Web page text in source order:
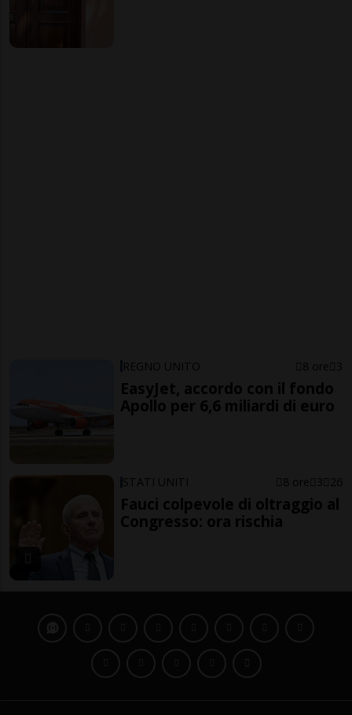
REGNO UNITO 8 ore 3
EasyJet, accordo con il fondo
Apollo per 6,6 miliardi di euro
STATI UNITI 8 ore 3 26
Fauci colpevole di oltraggio al
Congresso: ora rischia